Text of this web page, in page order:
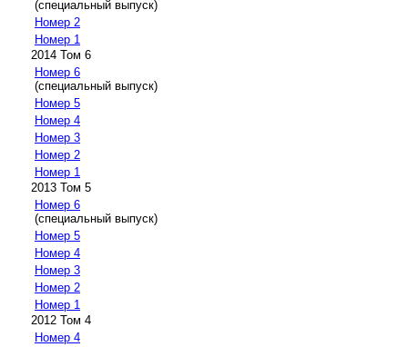
(специальный выпуск)
Номер 2
Номер 1
2014 Том 6
Номер 6
(специальный выпуск)
Номер 5
Номер 4
Номер 3
Номер 2
Номер 1
2013 Том 5
Номер 6
(специальный выпуск)
Номер 5
Номер 4
Номер 3
Номер 2
Номер 1
2012 Том 4
Номер 4